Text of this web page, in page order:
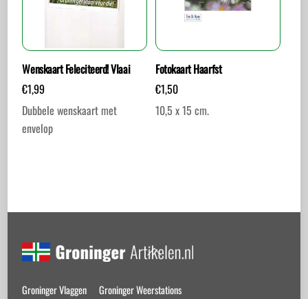
Wenskaart Feleciteerd! Vlaai
€1,99
Dubbele wenskaart met
envelop
Fotokaart Haarfst
€1,50
10,5 x 15 cm.
Back
Top
Groninger Vlaggen
Groninger Weerstations